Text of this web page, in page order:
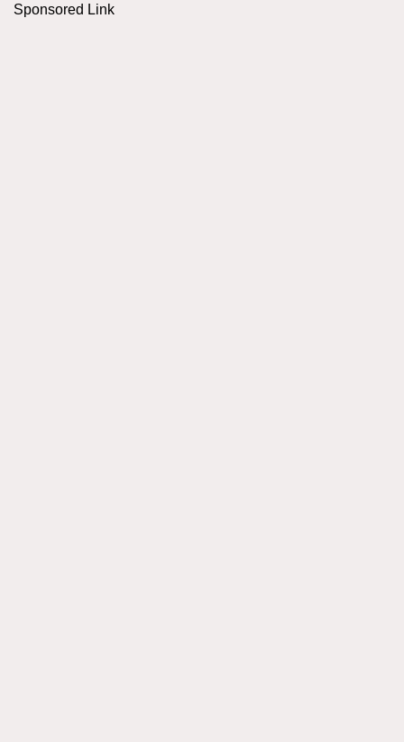
Sponsored Link